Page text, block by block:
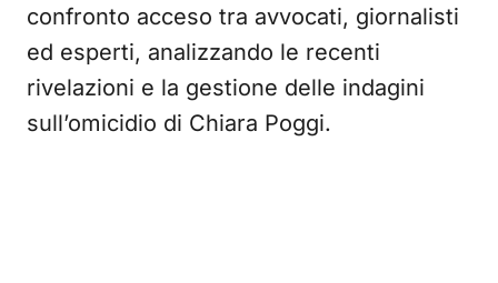
confronto acceso tra avvocati, giornalisti
ed esperti, analizzando le recenti
rivelazioni e la gestione delle indagini
sull’omicidio di Chiara Poggi.